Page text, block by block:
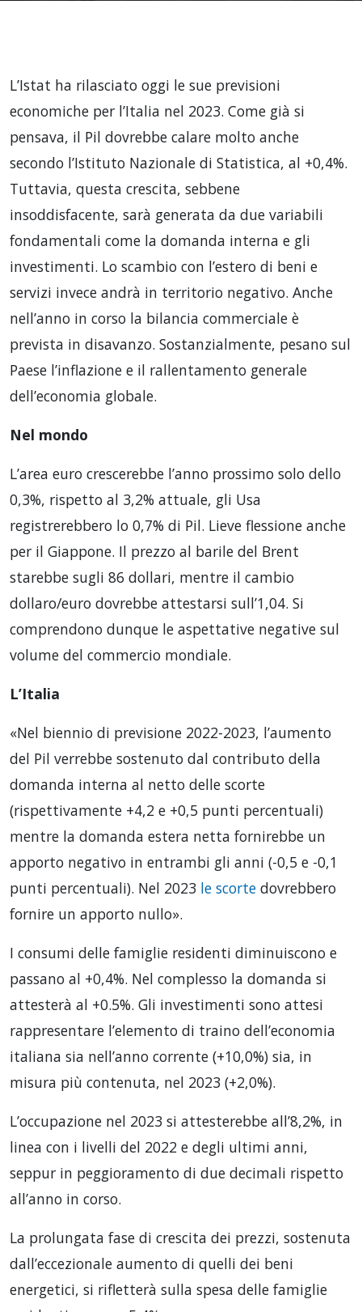
L’Istat ha rilasciato oggi le sue previsioni
economiche per l’Italia nel 2023. Come già si
pensava, il Pil dovrebbe calare molto anche
secondo l’Istituto Nazionale di Statistica, al +0,4%.
Tuttavia, questa crescita, sebbene
insoddisfacente, sarà generata da due variabili
fondamentali come la domanda interna e gli
investimenti. Lo scambio con l’estero di beni e
servizi invece andrà in territorio negativo. Anche
nell’anno in corso la bilancia commerciale è
prevista in disavanzo. Sostanzialmente, pesano sul
Paese l’inflazione e il rallentamento generale
dell’economia globale.
Nel mondo
L’area euro crescerebbe l’anno prossimo solo dello
0,3%, rispetto al 3,2% attuale, gli Usa
registrerebbero lo 0,7% di Pil. Lieve flessione anche
per il Giappone. Il prezzo al barile del Brent
starebbe sugli 86 dollari, mentre il cambio
dollaro/euro dovrebbe attestarsi sull’1,04. Si
comprendono dunque le aspettative negative sul
volume del commercio mondiale.
L’Italia
«Nel biennio di previsione 2022-2023, l’aumento
del Pil verrebbe sostenuto dal contributo della
domanda interna al netto delle scorte
(rispettivamente +4,2 e +0,5 punti percentuali)
mentre la domanda estera netta fornirebbe un
apporto negativo in entrambi gli anni (-0,5 e -0,1
punti percentuali). Nel 2023 le scorte dovrebbero
fornire un apporto nullo».
I consumi delle famiglie residenti diminuiscono e
passano al +0,4%. Nel complesso la domanda si
attesterà al +0.5%. Gli investimenti sono attesi
rappresentare l’elemento di traino dell’economia
italiana sia nell’anno corrente (+10,0%) sia, in
misura più contenuta, nel 2023 (+2,0%).
L’occupazione nel 2023 si attesterebbe all’8,2%, in
linea con i livelli del 2022 e degli ultimi anni,
seppur in peggioramento di due decimali rispetto
all’anno in corso.
La prolungata fase di crescita dei prezzi, sostenuta
dall’eccezionale aumento di quelli dei beni
energetici, si rifletterà sulla spesa delle famiglie